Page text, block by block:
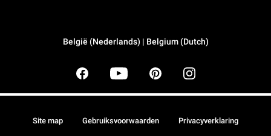
België (Nederlands) | Belgium (Dutch)
Site map Gebruiksvoorwaarden Privacyverklaring